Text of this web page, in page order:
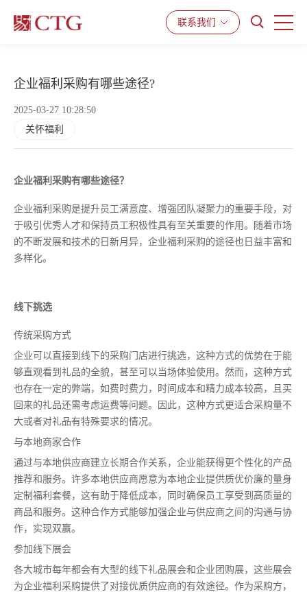
解决方案 资源中心
联系我们
企业福利采购有哪些途径?
2025-03-27 10:28:50
关怀福利
企业福利采购有哪些途径？
企业福利采购是提升员工满意度、增强团队凝聚力的重要手段，对
于吸引优秀人才和保持员工积极性具有至关重要的作用。随着市场
的不断发展和技术的日新月异，企业福利采购的途径也日益丰富和
多样化。
线下挑选
传统采购方式
企业可以直接到线下的采购门店进行挑选，这种方式的优势在于能
够直观看到礼品的全貌，甚至可以当场体验使用。然而，这种方式
也存在一定的弊端，如费时费力，时间成本和精力成本较高，且买
回来的礼品还需考虑运费等问题。因此，这种方式更适合采购量不
大或者对礼品有特殊要求的情况。
与本地商家合作
通过与本地供应商建立长期合作关系，企业能获得更个性化的产品
推荐和服务。许多本地供应商愿意为本地企业提供质优价廉的量身
定制福利套餐，这有助于降低成本，同时确保员工享受到高质量的
商品和服务。这种合作方式能够加强企业与供应商之间的沟通与协
作，实现双赢。
参加线下展会
各大城市每年都会有大型的线下礼品展会和企业团购展，这些展会
为企业福利采购提供了对接优质供应商的有效途径。作为采购方，